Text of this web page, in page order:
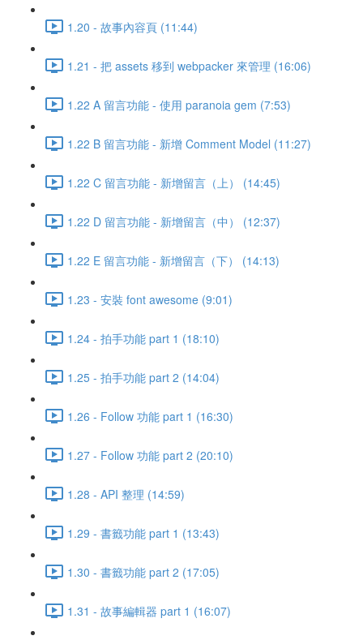
1.20 - 故事內容頁 (11:44)
1.21 - 把 assets 移到 webpacker 來管理 (16:06)
1.22 A 留言功能 - 使用 paranoia gem (7:53)
1.22 B 留言功能 - 新增 Comment Model (11:27)
1.22 C 留言功能 - 新增留言（上） (14:45)
1.22 D 留言功能 - 新增留言（中） (12:37)
1.22 E 留言功能 - 新增留言（下） (14:13)
1.23 - 安裝 font awesome (9:01)
1.24 - 拍手功能 part 1 (18:10)
1.25 - 拍手功能 part 2 (14:04)
1.26 - Follow 功能 part 1 (16:30)
1.27 - Follow 功能 part 2 (20:10)
1.28 - API 整理 (14:59)
1.29 - 書籤功能 part 1 (13:43)
1.30 - 書籤功能 part 2 (17:05)
1.31 - 故事編輯器 part 1 (16:07)